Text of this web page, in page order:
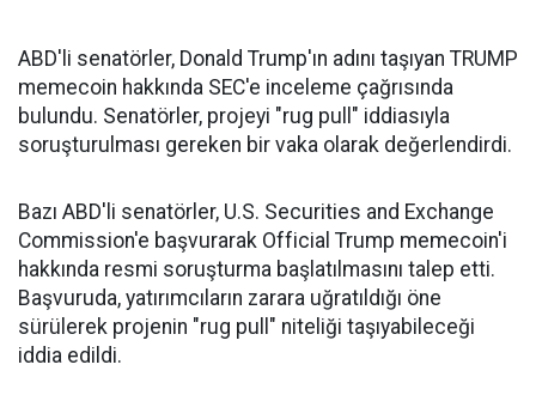
ABD'li senatörler, Donald Trump'ın adını taşıyan TRUMP
memecoin hakkında SEC'e inceleme çağrısında
bulundu. Senatörler, projeyi "rug pull" iddiasıyla
soruşturulması gereken bir vaka olarak değerlendirdi.
Bazı ABD'li senatörler, U.S. Securities and Exchange
Commission'e başvurarak Official Trump memecoin'i
hakkında resmi soruşturma başlatılmasını talep etti.
Başvuruda, yatırımcıların zarara uğratıldığı öne
sürülerek projenin "rug pull" niteliği taşıyabileceği
iddia edildi.